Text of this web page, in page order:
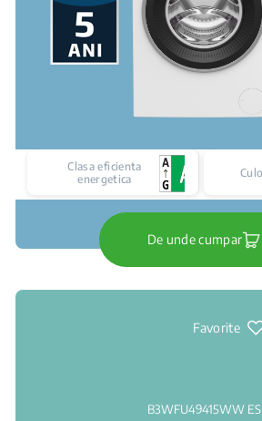
Clasa eficienta
energetica
De unde cumpar
Favorite
B3WFU49415WW ES